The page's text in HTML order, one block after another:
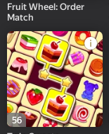
Fruit Wheel: Order
Match
56